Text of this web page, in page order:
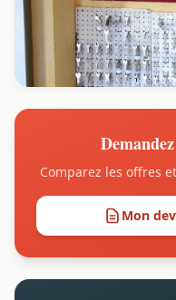
Comparez les offres
Mon